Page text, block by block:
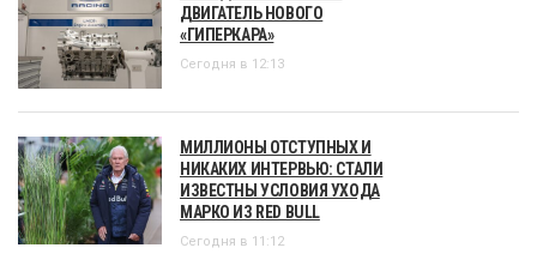
ДВИГАТЕЛЬ НОВОГО
«ГИПЕРКАРА»
Сегодня в 12:13
МИЛЛИОНЫ ОТСТУПНЫХ И
НИКАКИХ ИНТЕРВЬЮ: СТАЛИ
ИЗВЕСТНЫ УСЛОВИЯ УХОДА
МАРКО ИЗ RED BULL
Сегодня в 11:12